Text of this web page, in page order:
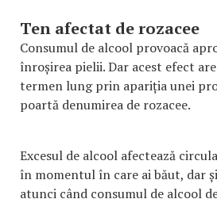
Ten afectat de rozacee
Consumul de alcool provoacă
înroșirea pielii. Dar acest efect
termen lung prin apariția unei
poartă denumirea de rozacee.
Excesul de alcool afectează
în momentul în care ai băut, dar
atunci când consumul de alcool